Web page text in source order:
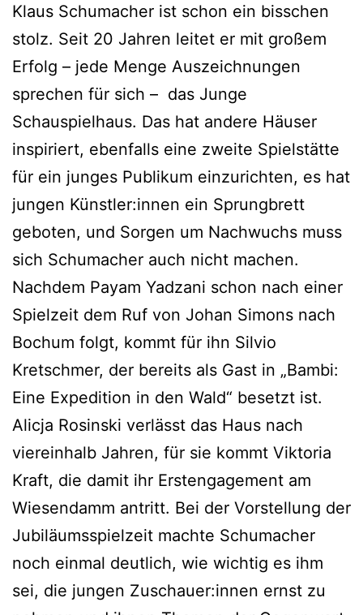
Klaus Schumacher ist schon ein bisschen
stolz. Seit 20 Jahren leitet er mit großem
Erfolg – jede Menge Auszeichnungen
sprechen für sich – das Junge
Schauspielhaus. Das hat andere Häuser
inspiriert, ebenfalls eine zweite Spielstätte
für ein junges Publikum einzurichten, es hat
jungen Künstler:innen ein Sprungbrett
geboten, und Sorgen um Nachwuchs muss
sich Schumacher auch nicht machen.
Nachdem Payam Yadzani schon nach einer
Spielzeit dem Ruf von Johan Simons nach
Bochum folgt, kommt für ihn Silvio
Kretschmer, der bereits als Gast in „Bambi:
Eine Expedition in den Wald“ besetzt ist.
Alicja Rosinski verlässt das Haus nach
viereinhalb Jahren, für sie kommt Viktoria
Kraft, die damit ihr Erstengagement am
Wiesendamm antritt. Bei der Vorstellung der
Jubiläumsspielzeit machte Schumacher
noch einmal deutlich, wie wichtig es ihm
sei, die jungen Zuschauer:innen ernst zu